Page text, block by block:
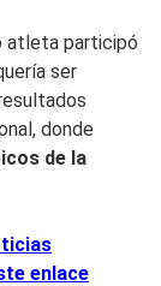
atleta participó
ser
donde
de la
enlace